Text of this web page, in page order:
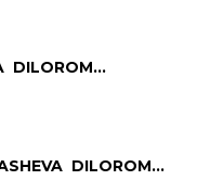
DILOROM
DILOROM